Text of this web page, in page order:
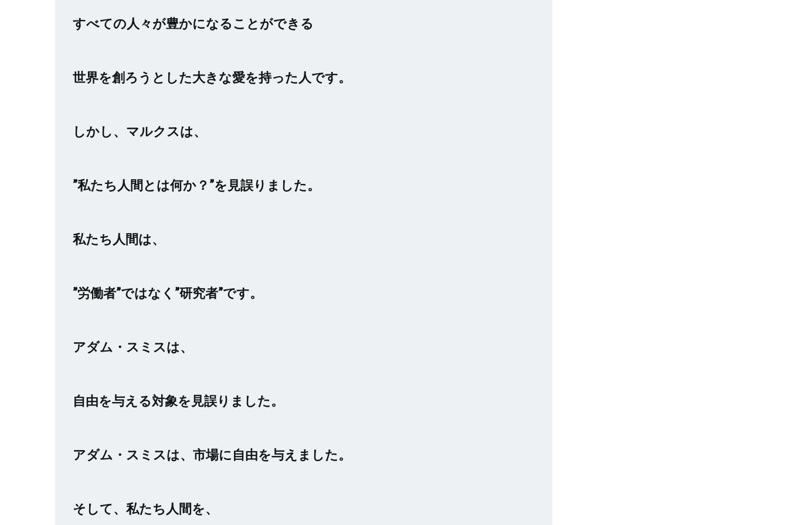
すべての人々が豊かになることができる
世界を創ろうとした大きな愛を持った人です。
しかし、マルクスは、
”私たち人間とは何か？”を見誤りました。
私たち人間は、
”労働者”ではなく”研究者”です。
アダム・スミスは、
自由を与える対象を見誤りました。
アダム・スミスは、市場に自由を与えました。
そして、私たち人間を、